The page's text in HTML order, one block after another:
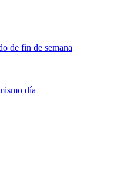
de fin de semana
día